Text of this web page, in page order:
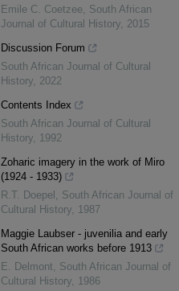
Emile C. Coetzee, South African
Journal of Cultural History, 2015
Discussion Forum
South African Journal of Cultural
History, 2022
Contents Index
South African Journal of Cultural
History, 1992
Zoharic imagery in the work of Miro
(1924 - 1933)
R.T. Doepel , South African Journal of
Cultural History, 1987
Maggie Laubser - juvenilia and early
South African works before 1913
E. Delmont, South African Journal of
Cultural History, 1986